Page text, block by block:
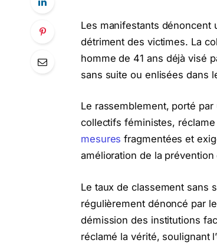
Les manifestants dénoncent
détriment des victimes. La
homme de 41 ans déjà visé
sans suite ou enlisées dans
Le rassemblement, porté
collectifs féministes,
mesures fragmentées et
amélioration de la
Le taux de classement sans
régulièrement dénoncé par
démission des institutions
réclamé la vérité, soulignant